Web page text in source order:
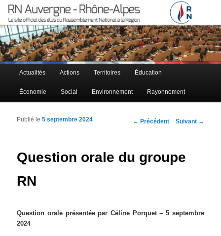
RN Auvergne – Rhône-Alpes
Le site officiel des élus RN à la région Auvergne – Rhône-Alpes
Menu principal
Aller au contenu principal
Aller au contenu secondaire
Actualités Actions Territoires Éducation
Économie Social Environnement Rayonnement
Navigation des articles
← Précédent Suivant →
Question orale du groupe
RN
Publié le5 septembre 2024
Question orale présentée par Céline Porquet – 5 septembre
2024